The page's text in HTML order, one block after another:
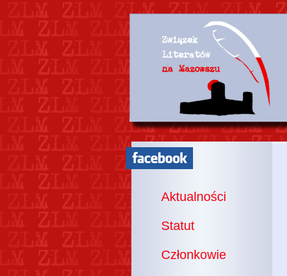
Aktualności
Statut
Członkowie